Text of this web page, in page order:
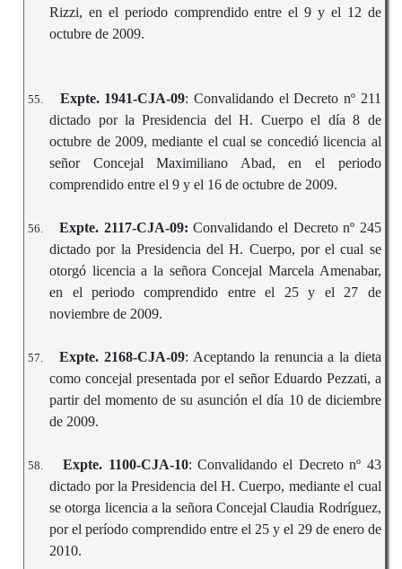
Rizzi, en el periodo comprendido entre el 9 y el 12 de
octubre de 2009.
55. Expte. 1941-CJA-09: Convalidando el Decreto nº 211
dictado por la Presidencia del H. Cuerpo el día 8 de
octubre de 2009, mediante el cual se concedió licencia al
señor Concejal Maximiliano Abad, en el periodo
comprendido entre el 9 y el 16 de octubre de 2009.
56. Expte. 2117-CJA-09: Convalidando el Decreto nº 245
dictado por la Presidencia del H. Cuerpo, por el cual se
otorgó licencia a la señora Concejal Marcela Amenabar,
en el periodo comprendido entre el 25 y el 27 de
noviembre de 2009.
57. Expte. 2168-CJA-09: Aceptando la renuncia a la dieta
como concejal presentada por el señor Eduardo Pezzati, a
partir del momento de su asunción el día 10 de diciembre
de 2009.
58. Expte. 1100-CJA-10: Convalidando el Decreto nº 43
dictado por la Presidencia del H. Cuerpo, mediante el cual
se otorga licencia a la señora Concejal Claudia Rodríguez,
por el período comprendido entre el 25 y el 29 de enero de
2010.